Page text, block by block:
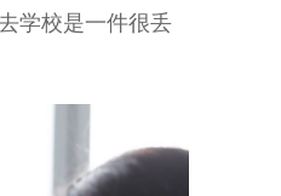
学校是一件很丢